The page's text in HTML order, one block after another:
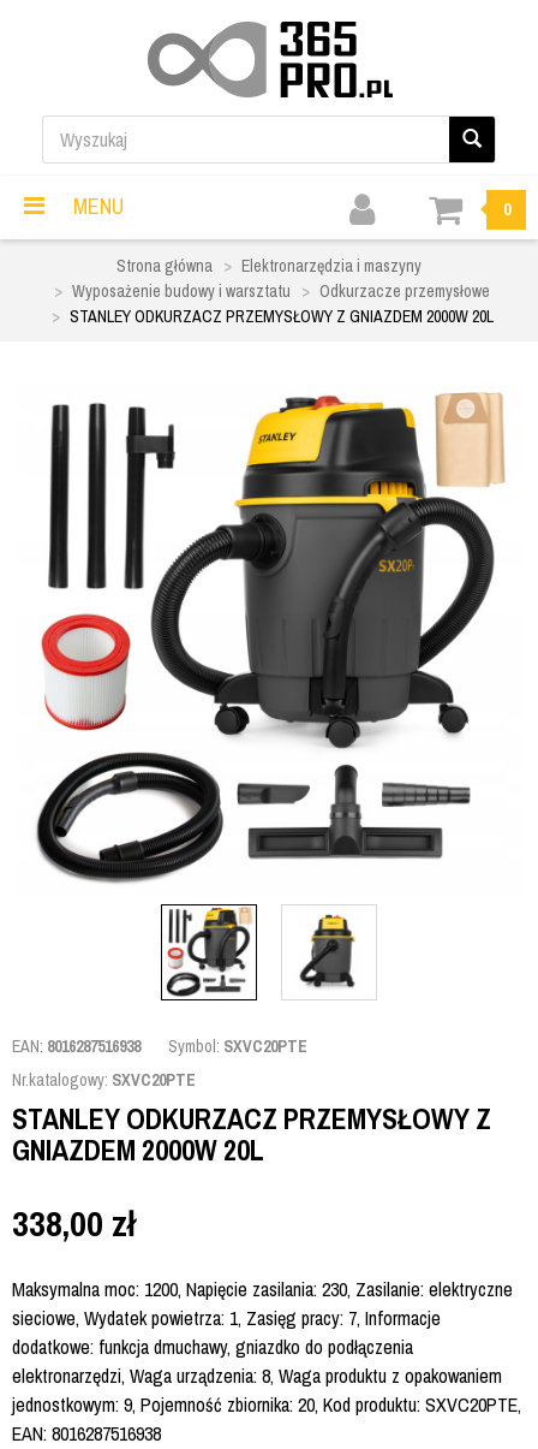
MENU 0
Strona główna
Elektronarzędzia i maszyny
Wyposażenie budowy i warsztatu
Odkurzacze przemysłowe
STANLEY ODKURZACZ PRZEMYSŁOWY Z GNIAZDEM 2000W 20L
EAN: 8016287516938 Symbol: SXVC20PTE
Nr.katalogowy: SXVC20PTE
STANLEY ODKURZACZ PRZEMYSŁOWY Z
GNIAZDEM 2000W 20L
338,00 zł
Maksymalna moc: 1200, Napięcie zasilania: 230, Zasilanie: elektryczne
sieciowe, Wydatek powietrza: 1, Zasięg pracy: 7, Informacje
dodatkowe: funkcja dmuchawy, gniazdko do podłączenia
elektronarzędzi, Waga urządzenia: 8, Waga produktu z opakowaniem
jednostkowym: 9, Pojemność zbiornika: 20, Kod produktu: SXVC20PTE,
EAN: 8016287516938